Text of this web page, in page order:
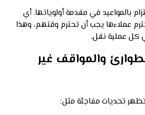
بالمواعيد في مقدمة أولوياتها. أي
عملاءها يجب أن تحترم وقتهم، وهذا
كل عملية نقل.
والمواقف غير
تحديات مفاجئة مثل: